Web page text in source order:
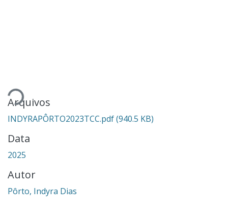
Carregando...
Arquivos
INDYRAPÔRTO2023TCC.pdf(940.5 KB)
Data
2025
Autor
Pôrto, Indyra Dias